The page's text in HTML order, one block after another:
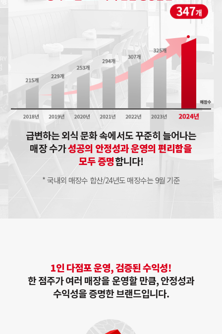
급변하는 외식 문화 속에서도 꾸준히 늘어나는
매장 수가성공의 안정성과 운영의 편리함을
모두 증명합니다!
* 국내외 매장수 합산/24년도 매장수는 9월 기준
1인 다점포 운영, 검증된 수익성!
한 점주가 여러 매장을 운영할 만큼, 안정성과
수익성을 증명한 브랜드입니다.